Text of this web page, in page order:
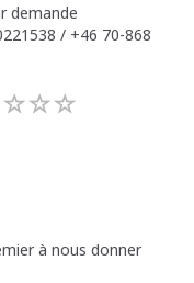
demande
/ +46 70-868
à nous donner